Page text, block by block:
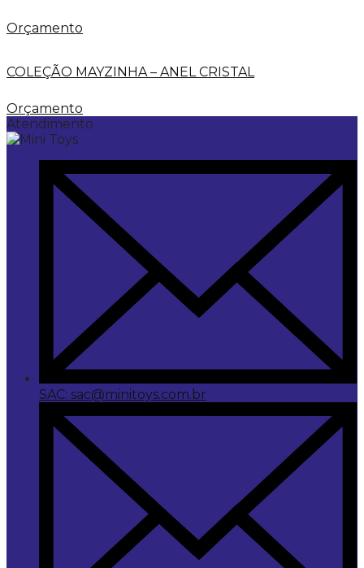
Orçamento
COLEÇÃO MAYZINHA – ANEL CRISTAL
Orçamento
Atendimento
SAC: sac@minitoys.com.br